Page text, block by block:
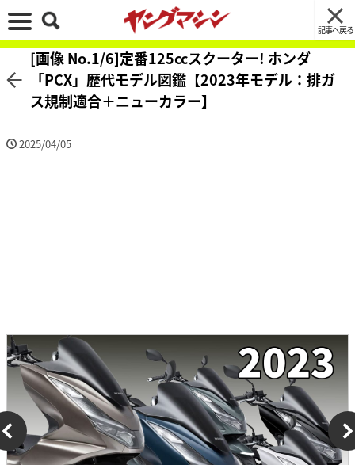
記事へ戻る
[画像 No.1/6]定番125ccスクーター! ホンダ
「PCX」歴代モデル図鑑【2023年モデル：排ガ
ス規制適合＋ニューカラー】
2025/04/05